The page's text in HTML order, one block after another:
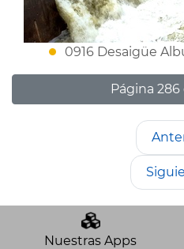
0916 Desaigüe
Página 286
Nuestras Apps